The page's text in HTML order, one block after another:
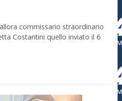
commissario straordinario
Costantini quello inviato il 6